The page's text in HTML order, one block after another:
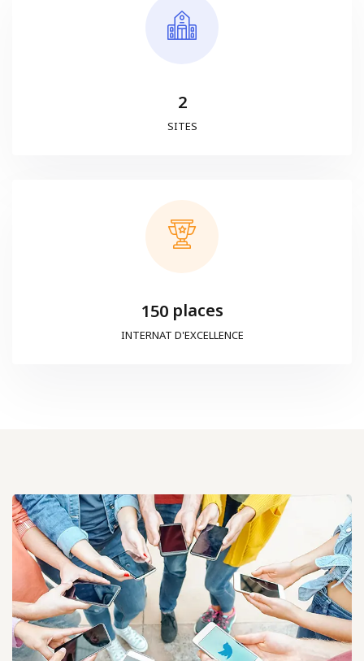
2
SITES
150places
INTERNAT D'EXCELLENCE